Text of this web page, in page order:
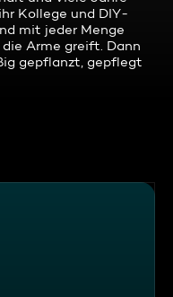
Kollege und DIY-
mit jeder Menge
Arme greift. Dann
gepflanzt, gepflegt